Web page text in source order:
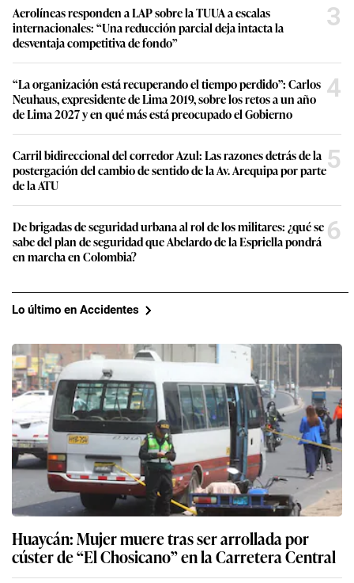
Aerolíneas responden a LAP sobre la TUUA a escalas
internacionales: “Una reducción parcial deja intacta la
desventaja competitiva de fondo”
3
“La organización está recuperando el tiempo perdido”: Carlos
Neuhaus, expresidente de Lima 2019, sobre los retos a un año
de Lima 2027 y en qué más está preocupado el Gobierno
4
Carril bidireccional del corredor Azul: Las razones detrás de la
postergación del cambio de sentido de la Av. Arequipa por parte
de la ATU
5
De brigadas de seguridad urbana al rol de los militares: ¿qué se
sabe del plan de seguridad que Abelardo de la Espriella pondrá
en marcha en Colombia?
6
Lo último en Accidentes
Huaycán: Mujer muere tras ser arrollada por
cúster de “El Chosicano” en la Carretera Central